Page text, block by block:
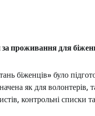
проживання для
біженців» було
як для
контрольні